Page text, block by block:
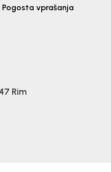
Pogosta vprašanja
Rim